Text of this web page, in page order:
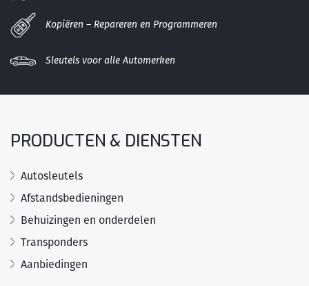
Kopiëren – Repareren en Programmeren
Sleutels voor alle Automerken
PRODUCTEN & DIENSTEN
Autosleutels
Afstandsbedieningen
Behuizingen en onderdelen
Transponders
Aanbiedingen